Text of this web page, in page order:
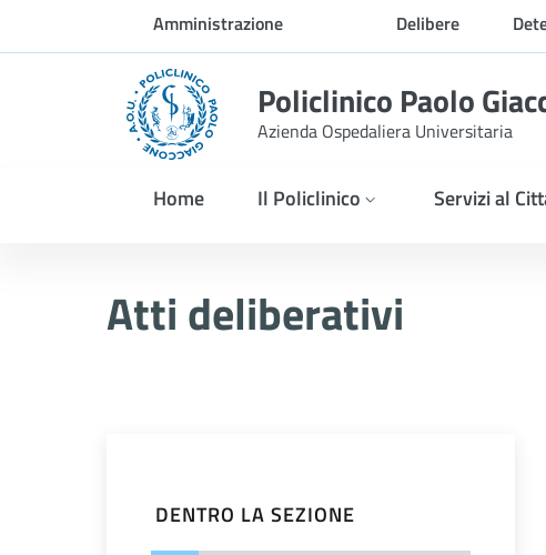
Skip to Main ContentAmministrazione
trasparente
Delibere
Policlinico Paolo
Azienda Ospedaliera Universitaria
Home Il Policlinico Servizi al
Atti deliberativi
DENTRO LA SEZIONE